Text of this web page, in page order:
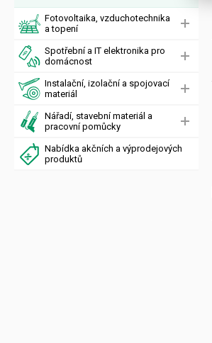
Fotovoltaika, vzduchotechnika
a topení
Spotřební a IT elektronika pro
domácnost
Instalační, izolační a spojovací
materiál
Nářadí, stavební materiál a
pracovní pomůcky
Nabídka akčních a výprodejových
produktů